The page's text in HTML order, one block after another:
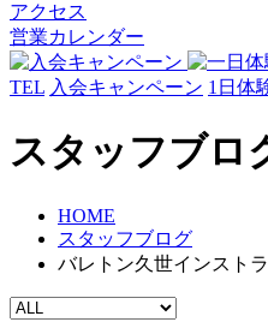
アクセス
営業カレンダー
TEL 入会キャンペーン 1日体
スタッフブロ
HOME
スタッフブログ
バレトン久世インスト